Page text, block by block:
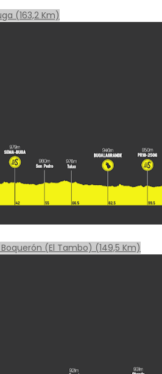
(163,2 Km)
(El Tambo) (149,5 Km)